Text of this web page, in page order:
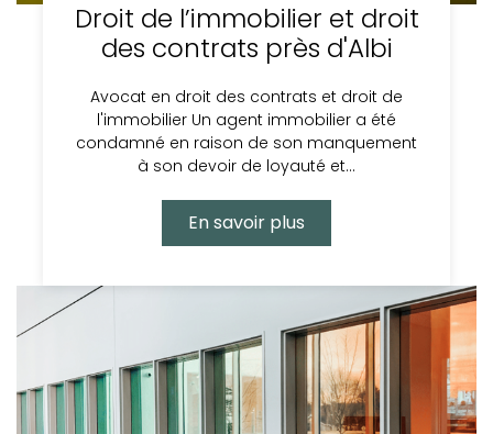
Droit de l’immobilier et droit
des contrats près d'Albi
Avocat en droit des contrats et droit de
l'immobilier Un agent immobilier a été
condamné en raison de son manquement
à son devoir de loyauté et…
En savoir plus